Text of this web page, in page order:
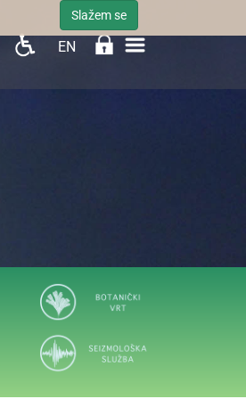
Slažem se
EN